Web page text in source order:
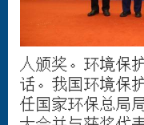
人颁奖。环境保
话。我国环境保
任国家环保总局